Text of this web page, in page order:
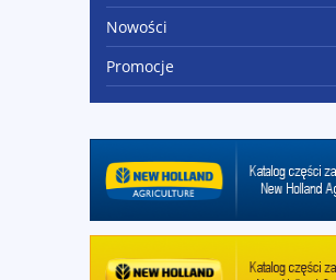
Nowości
Promocje